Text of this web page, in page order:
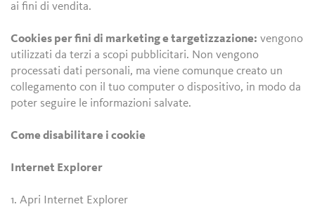
ai fini di vendita.
Cookies per fini di marketing e targetizzazione: vengono
utilizzati da terzi a scopi pubblicitari. Non vengono
processati dati personali, ma viene comunque creato un
collegamento con il tuo computer o dispositivo, in modo da
poter seguire le informazioni salvate.
Come disabilitare i cookie
Internet Explorer
1. Apri Internet Explorer